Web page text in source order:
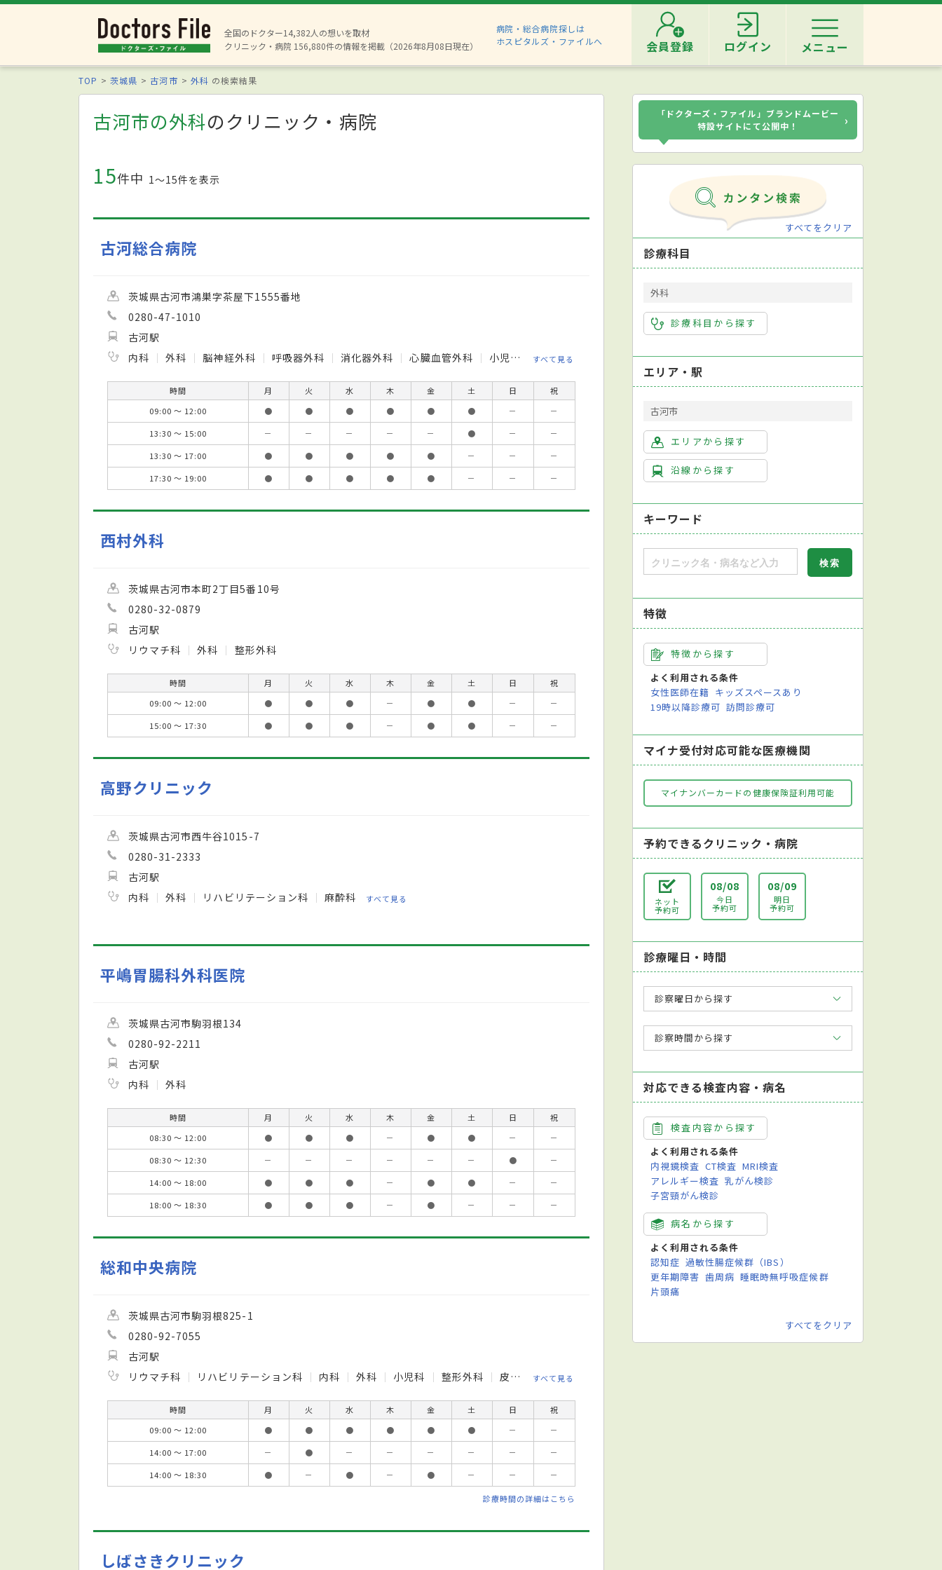
全国のドクター14,382人の想いを取材
クリニック・病院 156,880件の情報を掲載（2026年8月08日現在）
病院・総合病院探しは
ホスピタルズ・ファイルへ
会員登録 ログイン メニュー
TOP 茨城県 古河市 外科 の検索結果
古河市の外科のクリニック・病院
15件中 1〜15件を表示
古河総合病院
茨城県古河市鴻巣字茶屋下1555番地
0280-47-1010
古河駅
内科
外科 脳神経外科 呼吸器外科 消化器外科 心臓血管外科 小児科 整形外科 美容外科 皮膚科 泌尿器科 眼科 リハビリテーション科
すべて見る
時間 月 火 水 木 金 土 日
祝
09:00 ～ 12:00
● ● ● ● ● ● －
－
13:30 ～ 15:00
－ － － － － ● －
－
13:30 ～ 17:00
● ● ● ● ● － －
－
17:30 ～ 19:00
● ● ● ● ● － － －
西村外科
茨城県古河市本町2丁目5番10号
0280-32-0879
古河駅
リウマチ科
外科 整形外科
時間 月 火 水 木 金 土 日
祝
09:00 ～ 12:00
● ● ● － ● ● －
－
15:00 ～ 17:30
● ● ● － ● ● － －
高野クリニック
茨城県古河市西牛谷1015-7
0280-31-2333
古河駅
内科
外科 リハビリテーション科 麻酔科 すべて見る
平嶋胃腸科外科医院
茨城県古河市駒羽根134
0280-92-2211
古河駅
内科
外科
時間 月 火 水 木 金 土 日
祝
08:30 ～ 12:00
● ● ● － ● ● －
－
08:30 ～ 12:30
－ － － － － － ●
－
14:00 ～ 18:00
● ● ● － ● ● －
－
18:00 ～ 18:30
● ● ● － ● － － －
総和中央病院
茨城県古河市駒羽根825-1
0280-92-7055
古河駅
リウマチ科
リハビリテーション科 内科 外科 小児科 整形外科 皮膚科 神経内科
すべて見る
時間 月 火 水 木 金 土 日
祝
09:00 ～ 12:00
● ● ● ● ● ● －
－
14:00 ～ 17:00
－ ● － － － － －
－
14:00 ～ 18:30
● － ● － ● － － －
診療時間の詳細はこちら
しばさきクリニック
「ドクターズ・ファイル」ブランドムービー
特設サイトにて公開中！
›
すべてをクリア
診療科目
外科
診療科目から探す
エリア・駅
古河市
エリアから探す
沿線から探す
キーワード
特徴
特徴から探す
よく利用される条件
女性医師在籍 キッズスペースあり
19時以降診療可 訪問診療可
マイナ受付対応可能な医療機関
マイナンバーカードの健康保険証利用可能
予約できるクリニック・病院
ネット
予約可
08/08
今日
予約可
08/09
明日
予約可
診療曜日・時間
診察曜日から探す
診察時間から探す
対応できる検査内容・病名
検査内容から探す
よく利用される条件
内視鏡検査 CT検査 MRI検査
アレルギー検査 乳がん検診
子宮頸がん検診
病名から探す
よく利用される条件
認知症 過敏性腸症候群（IBS）
更年期障害 歯周病 睡眠時無呼吸症候群
片頭痛
すべてをクリア